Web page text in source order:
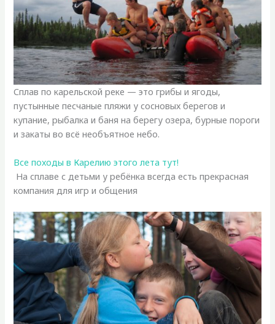
Сплав по карельской реке — это грибы и ягоды,
пустынные песчаные пляжи у сосновых берегов и
купание, рыбалка и баня на берегу озера, бурные пороги
и закаты во всё необъятное небо.
Все походы в Карелию этого лета тут!
На сплаве с детьми у ребёнка всегда есть прекрасная
компания для игр и общения